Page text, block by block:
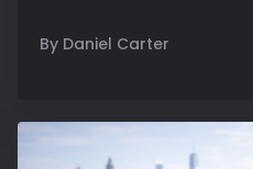
By Daniel Carter